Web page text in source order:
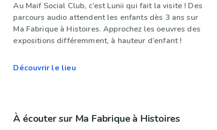
Au Maif Social Club, c’est Lunii qui fait la visite ! Des
parcours audio attendent les enfants dès 3 ans sur
Ma Fabrique à Histoires. Approchez les oeuvres des
expositions différemment, à hauteur d’enfant !
Découvrir le lieu
À écouter sur Ma Fabrique à Histoires